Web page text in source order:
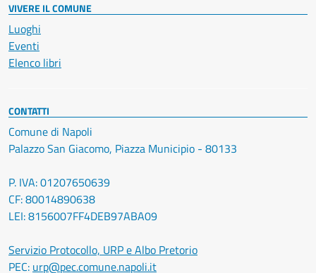
VIVERE IL COMUNE
Luoghi
Eventi
Elenco libri
CONTATTI
Comune di Napoli
Palazzo San Giacomo, Piazza Municipio - 80133
P. IVA: 01207650639
CF: 80014890638
LEI: 8156007FF4DEB97ABA09
Servizio Protocollo, URP e Albo Pretorio
PEC: urp@pec.comune.napoli.it